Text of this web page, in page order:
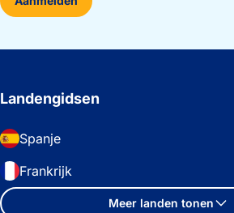
Landengidsen
Spanje
Frankrijk
Meer landen tonen